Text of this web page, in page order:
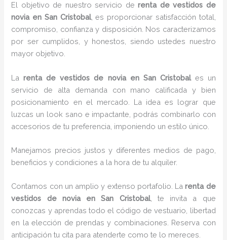
El objetivo de nuestro servicio derenta de vestidos de
novia en San Cristobal, es proporcionar satisfacción total,
compromiso, confianza y disposición. Nos caracterizamos
por ser cumplidos, y honestos, siendo ustedes nuestro
mayor objetivo.
Larenta de vestidos de novia en San Cristobal es un
servicio de alta demanda con mano calificada y bien
posicionamiento en el mercado. La idea es lograr que
luzcas un look sano e impactante, podrás combinarlo con
accesorios de tu preferencia, imponiendo un estilo único.
Manejamos precios justos y diferentes medios de pago,
beneficios y condiciones a la hora de tu alquiler.
Contamos con un amplio y extenso portafolio. Larenta de
vestidos de novia en San Cristobal, te invita a que
conozcas y aprendas todo el código de vestuario, libertad
en la elección de prendas y combinaciones. Reserva con
anticipación tu cita para atenderte como te lo mereces.